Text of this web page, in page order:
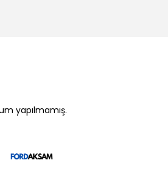
yapılmamış.